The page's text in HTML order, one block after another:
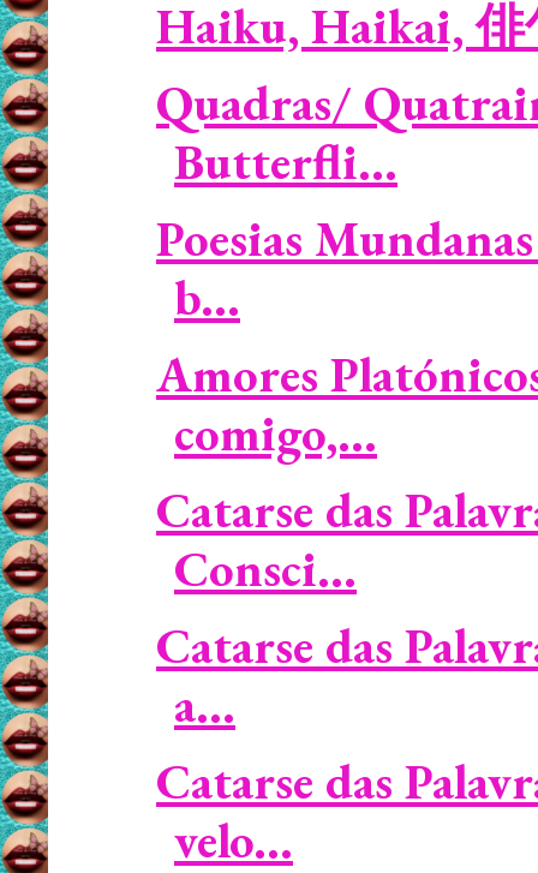
Haiku, Haikai, 俳
Quadras/
Butterfli...
Poesias
b...
Amores
comigo,...
Catarse das
Consci...
Catarse das
a...
Catarse das
velo...